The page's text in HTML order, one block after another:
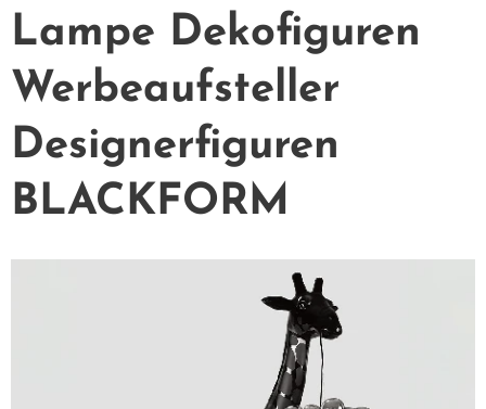
Lampe Dekofiguren
Werbeaufsteller
Designerfiguren
BLACKFORM